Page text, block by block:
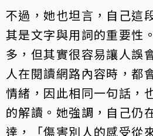
不過，她也坦言，自己這
其是文字與用詞的重要性
多，但其實很容易讓人誤
人在閱讀網路內容時，都
情緒，因此相同一句話，
的解讀。她強調，自己仍
達，「傷害別人的感受從